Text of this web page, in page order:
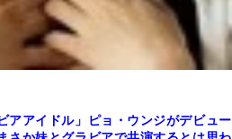
アアイドル」ピョ・ウンジがデビュー